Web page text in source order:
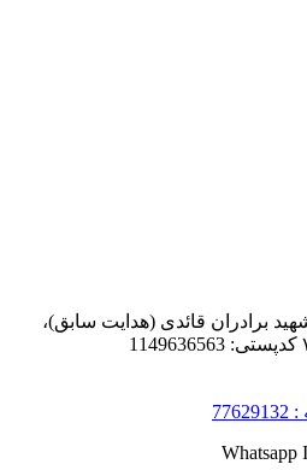
برادران قائدی (هدایت سابق)،
Whatsapp